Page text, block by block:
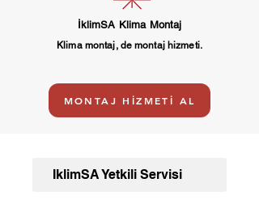
İklimSA Klima Montaj
Klima montaj, de montaj hizmeti.
MONTAJ HİZMETİ AL
İklimSA Yetkili Servisi